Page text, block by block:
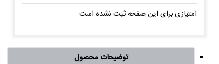
امتیازی برای این صفحه ثبت نشده است
توضیحات محصول